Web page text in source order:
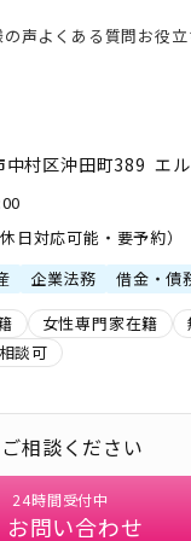
声よくある質問お役
中村区沖田町389 エ
日対応可能・要予約）
企業法務 借金・債
女性専門家在籍
談可
相談ください
24時間受付中
お問い合わせ